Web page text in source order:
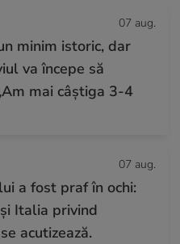
07 aug.
minim istoric, dar
va începe să
mai câștiga 3-4
07 aug.
a fost praf în ochi:
Italia privind
acutizează.